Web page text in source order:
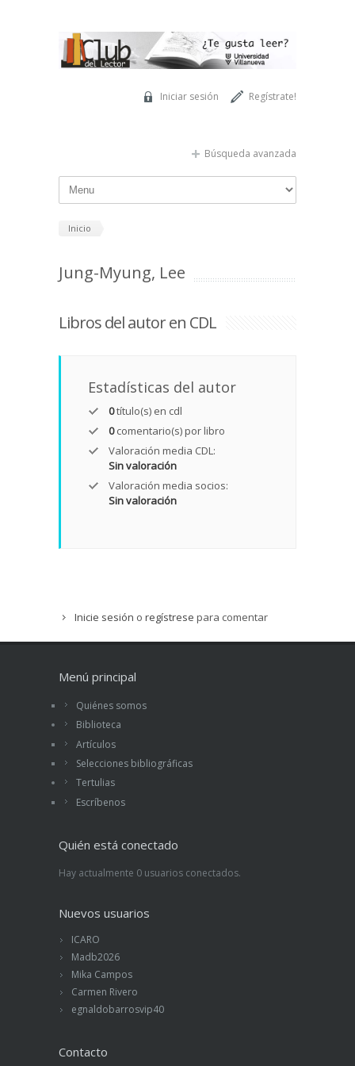
Regístrate!
Iniciar sesión
Búsqueda avanzada
Inicio
Jung-Myung, Lee
Libros del autor en CDL
Estadísticas del autor
0título(s) en cdl
0comentario(s) por libro
Valoración media CDL:
Sin valoración
Valoración media socios:
Sin valoración
Inicie sesión o regístrese para comentar
Menú principal
Quiénes somos
Biblioteca
Artículos
Selecciones bibliográficas
Tertulias
Escríbenos
Quién está conectado
Hay actualmente 0 usuarios conectados.
Nuevos usuarios
ICARO
Madb2026
Mika Campos
Carmen Rivero
egnaldobarrosvip40
Contacto